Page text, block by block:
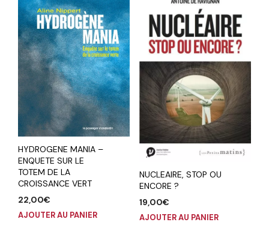
HYDROGENE MANIA –
ENQUETE SUR LE
TOTEM DE LA
CROISSANCE VERT
22,00€
AJOUTER AU PANIER
NUCLEAIRE, STOP OU
ENCORE ?
19,00€
AJOUTER AU PANIER